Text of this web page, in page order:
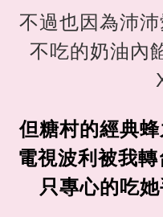
不過也因為沛
不吃的奶油內
但糖村的經典
電視波利被我轉
只專心的吃她